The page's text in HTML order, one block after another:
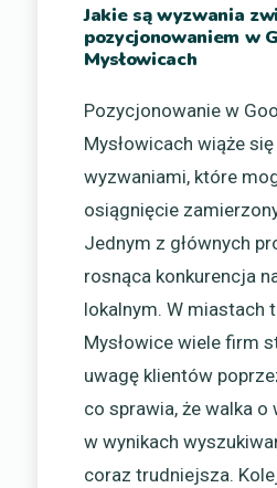
Jakie są wyzwania
pozycjonowaniem w
Mysłowicach
Pozycjonowanie w
Mysłowicach wiąże
wyzwaniami, które
osiągnięcie
Jednym z głównych
rosnąca konkurencja
lokalnym. W miastach
Mysłowice wiele firm
uwagę klientów
co sprawia, że walka
w wynikach
coraz trudniejsza.